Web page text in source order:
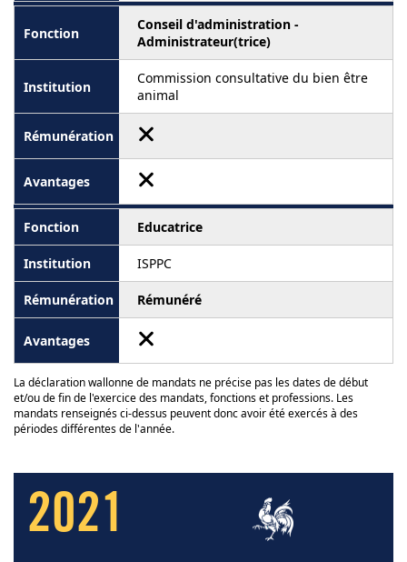
Conseil d'administration -
Administrateur(trice)
Commission consultative du bien être
animal
Educatrice
ISPPC
Rémunéré
La déclaration wallonne de mandats ne précise pas les dates de début
et/ou de fin de l'exercice des mandats, fonctions et professions. Les
mandats renseignés ci-dessus peuvent donc avoir été exercés à des
périodes différentes de l'année.
2021